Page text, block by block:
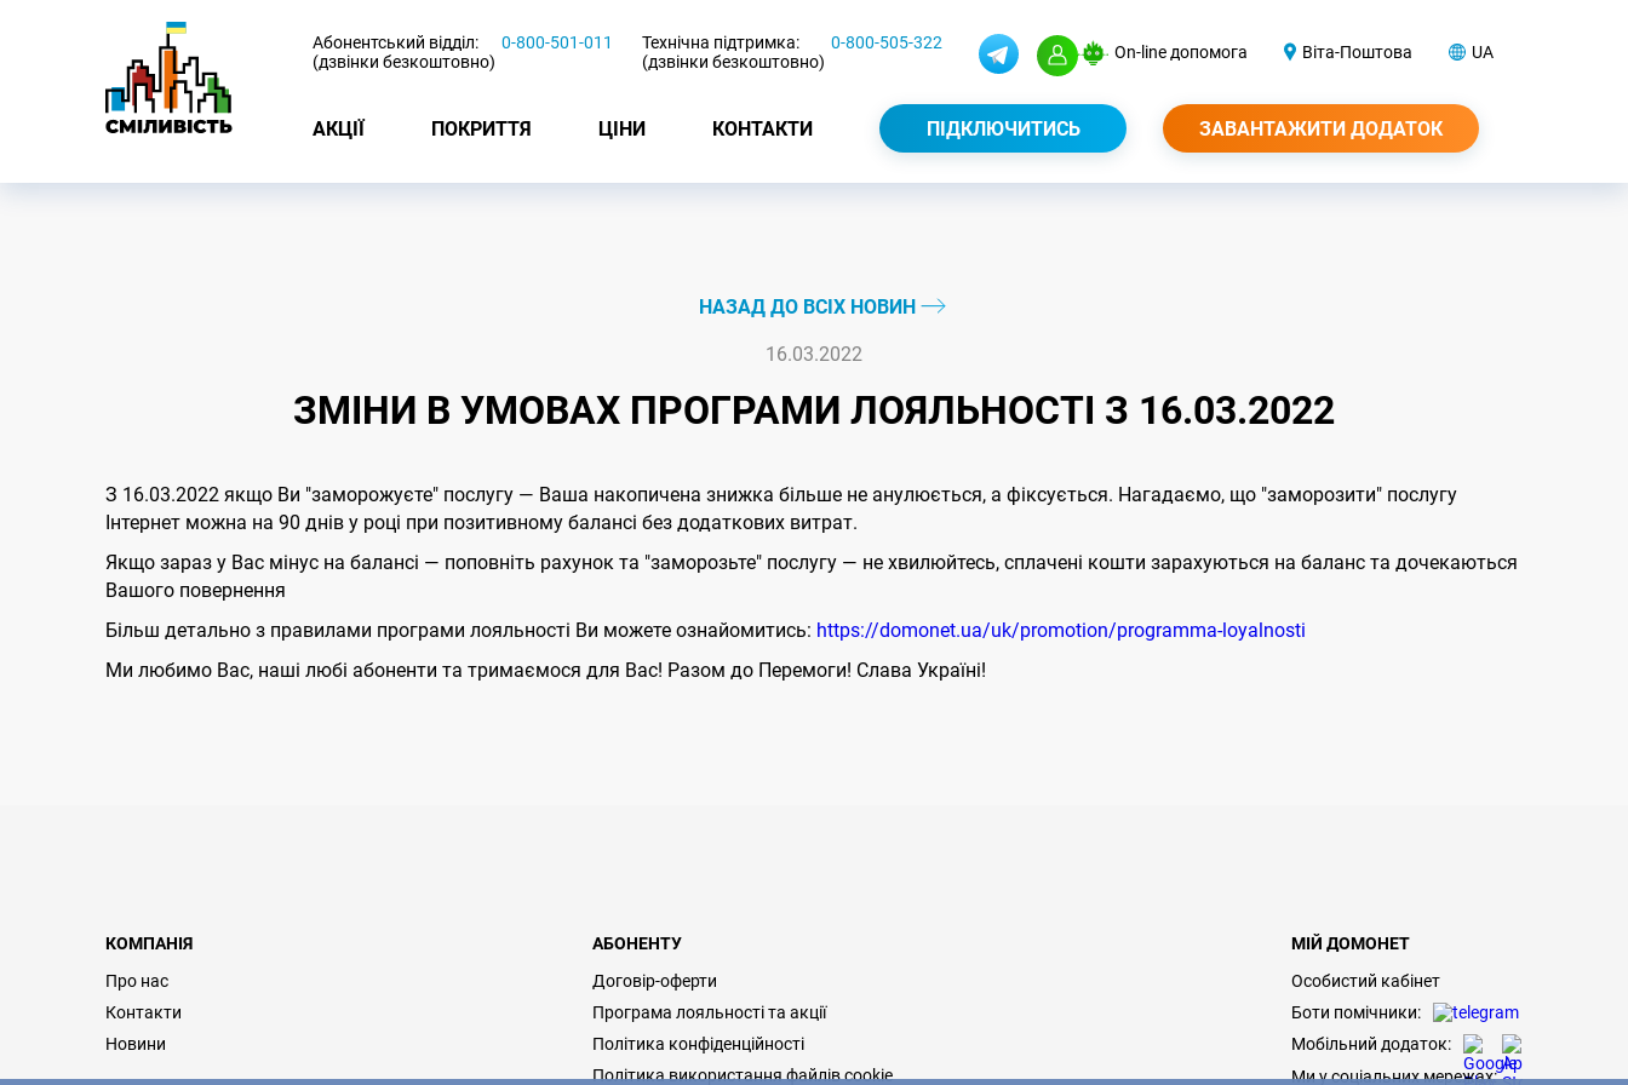
Абонентський відділ:
(дзвінки безкоштовно)
0-800-501-011
Технічна підтримка:
(дзвінки безкоштовно)
0-800-505-322 On-line допомога Віта-Поштова UA
АКЦІЇ ПОКРИТТЯ ЦІНИ КОНТАКТИ ПІДКЛЮЧИТИСЬ ЗАВАНТАЖИТИ ДОДАТОК
НАЗАД ДО ВСІХ НОВИН
16.03.2022
ЗМІНИ В УМОВАХ ПРОГРАМИ ЛОЯЛЬНОСТІ З 16.03.2022
З 16.03.2022 якщо Ви "заморожуєте" послугу — Ваша накопичена знижка більше не анулюється, а фіксується. Нагадаємо, що "заморозити" послугу
Інтернет можна на 90 днів у році при позитивному балансі без додаткових витрат.
Якщо зараз у Вас мінус на балансі — поповніть рахунок та "заморозьте" послугу — не хвилюйтесь, сплачені кошти зарахуються на баланс та дочекаються
Вашого повернення
Більш детально з правилами програми лояльності Ви можете ознайомитись: https://domonet.ua/uk/promotion/programma-loyalnosti
Ми любимо Вас, наші любі абоненти та тримаємося для Вас! Разом до Перемоги! Слава Україні!
КОМПАНІЯ
Про нас
Контакти
Новини
АБОНЕНТУ
Договір-оферти
Програма лояльності та акції
Політика конфіденційності
Політика використання файлів cookie
МІЙ ДОМОНЕТ
Особистий кабінет
Боти помічники:
Мобільний додаток:
Ми у соціальних мережах: